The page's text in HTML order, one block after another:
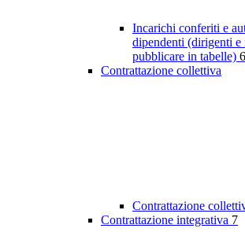
Incarichi conferiti e
dipendenti (dirigenti
pubblicare in tabelle) 6
Contrattazione collettiva
Contrattazione
Contrattazione integrativa 7